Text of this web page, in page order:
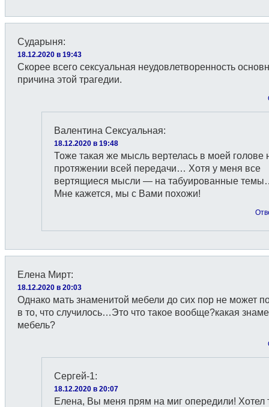
Сударыня:
18.12.2020 в 19:43
Скорее всего сексуальная неудовлетворенность
причина этой трагедии.
Валентина Сексуальная:
18.12.2020 в 19:48
Тоже такая же мысль вертелась в моей голове
протяжении всей передачи… Хотя у меня все
вертящиеся мысли — на табуированные
Мне кажется, мы с Вами похожи!
Елена Мирт:
18.12.2020 в 20:03
Однако мать знаменитой мебели до сих пор не может
в то, что случилось…Это что такое вообще?какая
мебель?
Сергей-1:
18.12.2020 в 20:07
Елена, Вы меня прям на миг опередили! Хотел